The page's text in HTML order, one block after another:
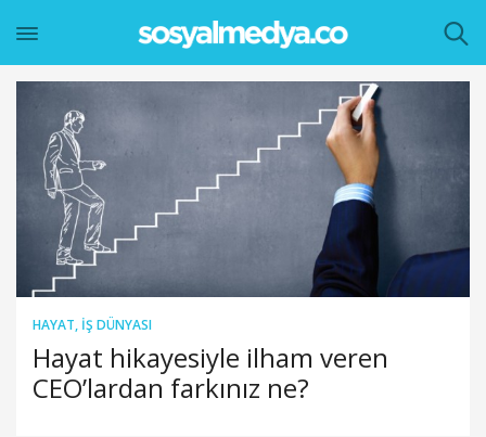
HAYAT, İŞ DÜNYASI
Hayat hikayesiyle ilham veren
CEO’lardan farkınız ne?